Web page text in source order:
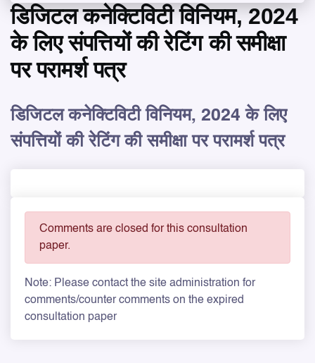
डिजिटल कनेक्टिविटी विनियम, 2024
के लिए संपत्तियों की रेटिंग की समीक्षा
पर परामर्श पत्र
डिजिटल कनेक्टिविटी विनियम, 2024 के लिए
संपत्तियों की रेटिंग की समीक्षा पर परामर्श पत्र
Comments are closed for this consultation
paper.
Note: Please contact the site administration for
comments/counter comments on the expired
consultation paper